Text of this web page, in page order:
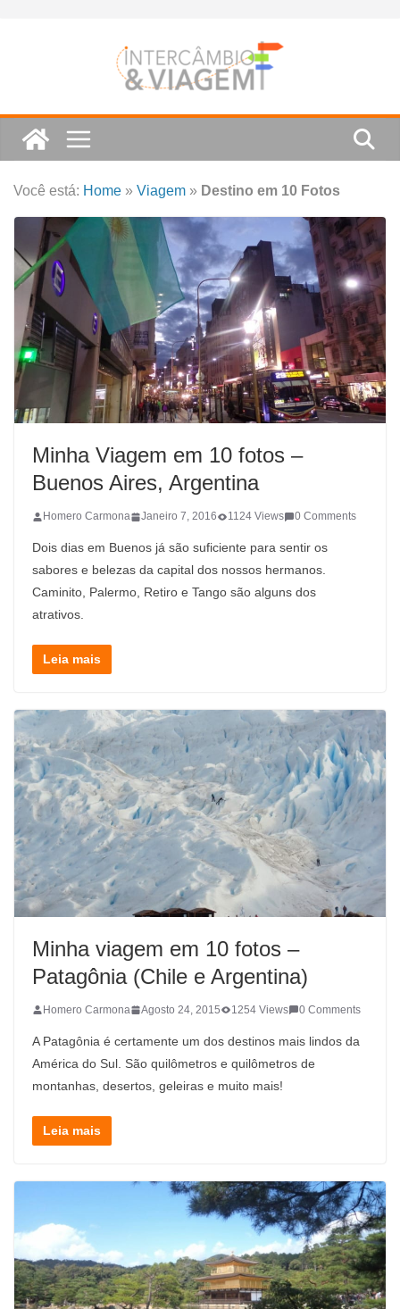
Você está: Home »Viagem » Destino em 10 Fotos
Minha Viagem em 10 fotos –
Buenos Aires, Argentina
Homero Carmona Janeiro 7, 2016 1124 Views 0 Comments
Dois dias em Buenos já são suficiente para sentir os
sabores e belezas da capital dos nossos hermanos.
Caminito, Palermo, Retiro e Tango são alguns dos
atrativos.
Leia mais
Minha viagem em 10 fotos –
Patagônia (Chile e Argentina)
Homero Carmona Agosto 24, 2015 1254 Views 0 Comments
A Patagônia é certamente um dos destinos mais lindos da
América do Sul. São quilômetros e quilômetros de
montanhas, desertos, geleiras e muito mais!
Leia mais